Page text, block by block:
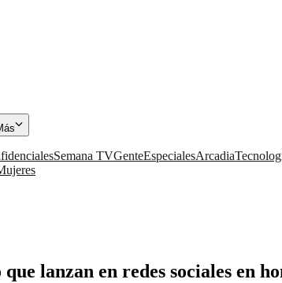
Semana TVGenteEspecialesArcadia
lanzan en redes sociales en